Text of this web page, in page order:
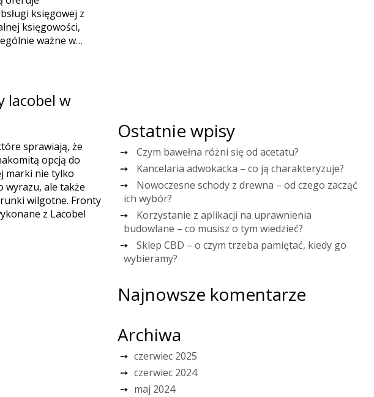
Ostatnie wpisy
Czym bawełna różni się od acetatu?
Kancelaria adwokacka – co ją charakteryzuje?
Nowoczesne schody z drewna – od czego zacząć
ich wybór?
Korzystanie z aplikacji na uprawnienia
budowlane – co musisz o tym wiedzieć?
Sklep CBD – o czym trzeba pamiętać, kiedy go
wybieramy?
Najnowsze komentarze
Archiwa
czerwiec 2025
czerwiec 2024
maj 2024
księgowej z
księgowości,
ważne w…
lacobel w
sprawiają, że
opcją do
marki nie tylko
wyrazu, ale także
wilgotne. Fronty
z Lacobel